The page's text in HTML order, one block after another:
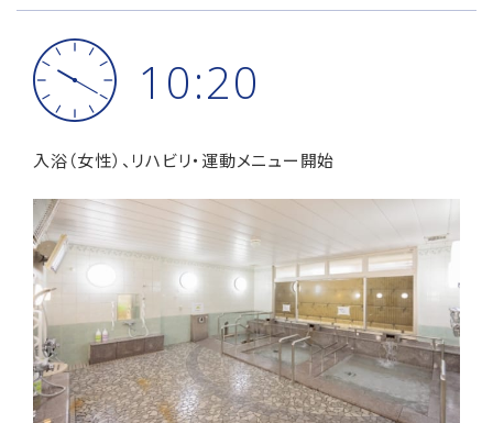
10:20
入浴（女性）、リハビリ・運動メニュー開始